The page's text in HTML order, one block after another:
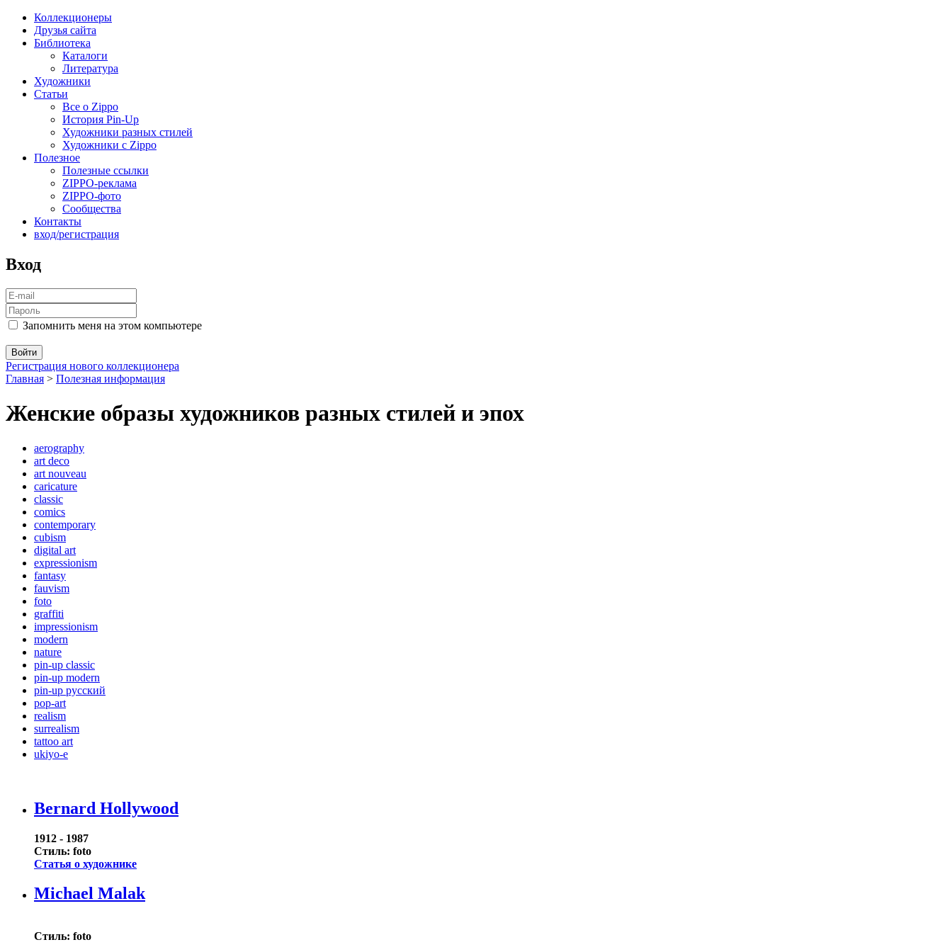
Коллекционеры
Друзья сайта
Библиотека
Каталоги
Литература
Художники
Статьи
Все о Zippo
История Pin-Up
Художники разных стилей
Художники с Zippo
Полезное
Полезные ссылки
ZIPPO-реклама
ZIPPO-фото
Сообщества
Контакты
вход/регистрация
Вход
Запомнить меня на этом компьютере
Регистрация нового коллекционера
Главная > Полезная информация
Женские образы художников разных стилей и эпох
aerography
art deco
art nouveau
caricature
classic
comics
contemporary
cubism
digital art
expressionism
fantasy
fauvism
foto
graffiti
impressionism
modern
nature
pin-up classic
pin-up modern
pin-up русский
pop-art
realism
surrealism
tattoo art
ukiyo-e
Bernard Hollywood
1912 - 1987
Стиль: foto
Статья о художнике
Michael Malak
Стиль: foto